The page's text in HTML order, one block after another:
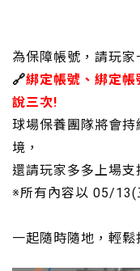
為保障帳號，請玩
🔗綁定帳號、綁定
說三次!
球場保養團隊將會
境，
還請玩家多多上場支
※所有內容以 05/13(
一起隨時隨地，輕鬆